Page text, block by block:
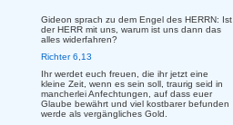
Gideon sprach zu dem Engel des HERRN: Ist
der HERR mit uns, warum ist uns dann das
alles widerfahren?
Richter 6,13
Ihr werdet euch freuen, die ihr jetzt eine
kleine Zeit, wenn es sein soll, traurig seid in
mancherlei Anfechtungen, auf dass euer
Glaube bewährt und viel kostbarer befunden
werde als vergängliches Gold.